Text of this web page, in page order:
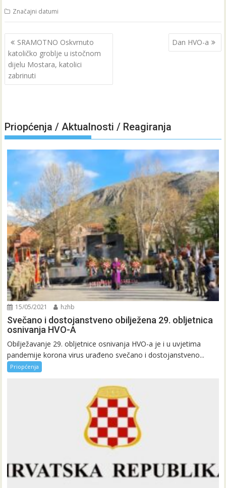
Značajni datumi
Navigacija
objava
SRAMOTNO Oskvrnuto
katoličko groblje u istočnom
dijelu Mostara, katolici
zabrinuti
Dan HVO-a
Priopćenja / Aktualnosti / Reagiranja
15/05/2021 hzhb
Svečano i dostojanstveno obilježena 29. obljetnica
osnivanja HVO-A
Obilježavanje 29. obljetnice osnivanja HVO-a je i u uvjetima
pandemije korona virus urađeno svečano i dostojanstveno...
Priopćenja